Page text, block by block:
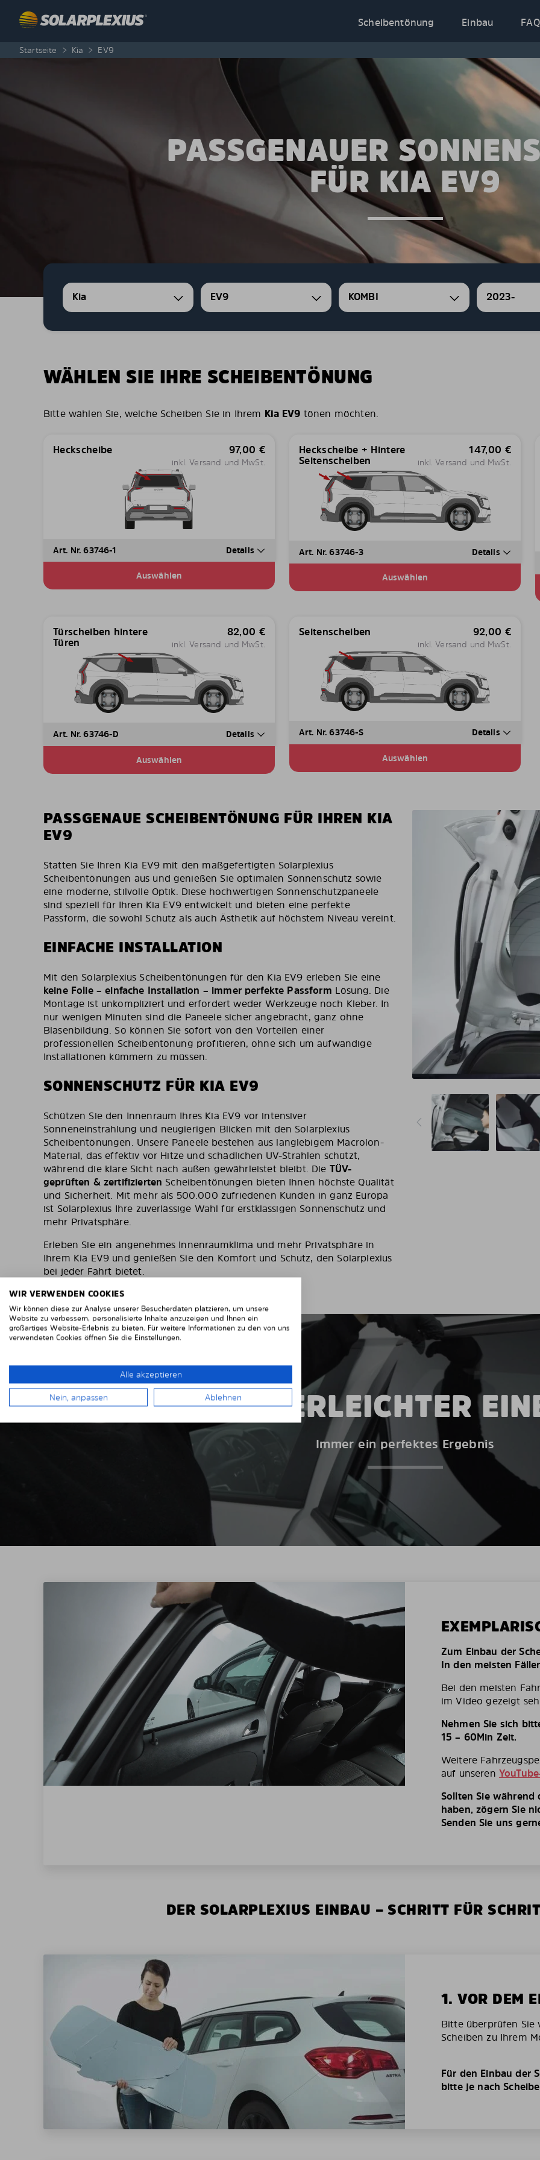
Scheibentönung
Einbau FAQ
Startseite > Kia > EV9
PASSGENAUER
FÜR KIA EV9
Kia EV9 KOMBI 2023-
WÄHLEN SIE IHRE SCHEIBENTÖNUNG
Bitte wählen Sie, welche Scheiben Sie in Ihrem Kia EV9 tönen möchten.
Heckscheibe 97,00 €
inkl. Versand und MwSt.
Art. Nr. 63746-1 Details
Auswählen
Heckscheibe + Hintere
Seitenscheiben
147,00 €
inkl. Versand und MwSt.
Art. Nr. 63746-3 Details
Auswählen
Türscheiben hintere
Türen
82,00 €
inkl. Versand und MwSt.
Art. Nr. 63746-D Details
Auswählen
Seitenscheiben 92,00 €
inkl. Versand und MwSt.
Art. Nr. 63746-S Details
Auswählen
PASSGENAUE SCHEIBENTÖNUNG FÜR IHREN KIA
EV9
Statten Sie Ihren Kia EV9 mit den maßgefertigten Solarplexius
Scheibentönungen aus und genießen Sie optimalen Sonnenschutz sowie
eine moderne, stilvolle Optik. Diese hochwertigen Sonnenschutzpaneele
sind speziell für Ihren Kia EV9 entwickelt und bieten eine perfekte
Passform, die sowohl Schutz als auch Ästhetik auf höchstem Niveau vereint.
EINFACHE INSTALLATION
Mit den Solarplexius Scheibentönungen für den Kia EV9 erleben Sie eine
keine Folie – einfache Installation – immer perfekte Passform Lösung. Die
Montage ist unkompliziert und erfordert weder Werkzeuge noch Kleber. In
nur wenigen Minuten sind die Paneele sicher angebracht, ganz ohne
Blasenbildung. So können Sie sofort von den Vorteilen einer
professionellen Scheibentönung profitieren, ohne sich um aufwändige
Installationen kümmern zu müssen.
SONNENSCHUTZ FÜR KIA EV9
Schützen Sie den Innenraum Ihres Kia EV9 vor intensiver
Sonneneinstrahlung und neugierigen Blicken mit den Solarplexius
Scheibentönungen. Unsere Paneele bestehen aus langlebigem Macrolon-
Material, das effektiv vor Hitze und schädlichen UV-Strahlen schützt,
während die klare Sicht nach außen gewährleistet bleibt. Die TÜV-
geprüften & zertifizierten Scheibentönungen bieten Ihnen höchste Qualität
und Sicherheit. Mit mehr als 500.000 zufriedenen Kunden in ganz Europa
ist Solarplexius Ihre zuverlässige Wahl für erstklassigen Sonnenschutz und
mehr Privatsphäre.
Erleben Sie ein angenehmes Innenraumklima und mehr Privatsphäre in
Ihrem Kia EV9 und genießen Sie den Komfort und Schutz, den Solarplexius
bei jeder Fahrt bietet.
KINDERLEICHTER
Immer ein perfektes Ergebnis
Zum Einbau der
In den meisten
Bei den meisten
im Video gezeigt
Nehmen Sie sich
15 – 60Min Zeit.
Weitere
auf unseren
Sollten Sie während
haben, zögern Sie
Senden Sie uns
DER SOLARPLEXIUS EINBAU – SCHRITT FÜR
1. VOR DEM
Bitte überprüfen
Scheiben zu Ihrem
Für den Einbau der
bitte je nach
WIR VERWENDEN COOKIES
Wir können diese zur Analyse unserer Besucherdaten platzieren, um unsere
Website zu verbessern, personalisierte Inhalte anzuzeigen und Ihnen ein
großartiges Website-Erlebnis zu bieten. Für weitere Informationen zu den von uns
verwendeten Cookies öffnen Sie die Einstellungen.
Alle akzeptieren
Nein, anpassen Ablehnen